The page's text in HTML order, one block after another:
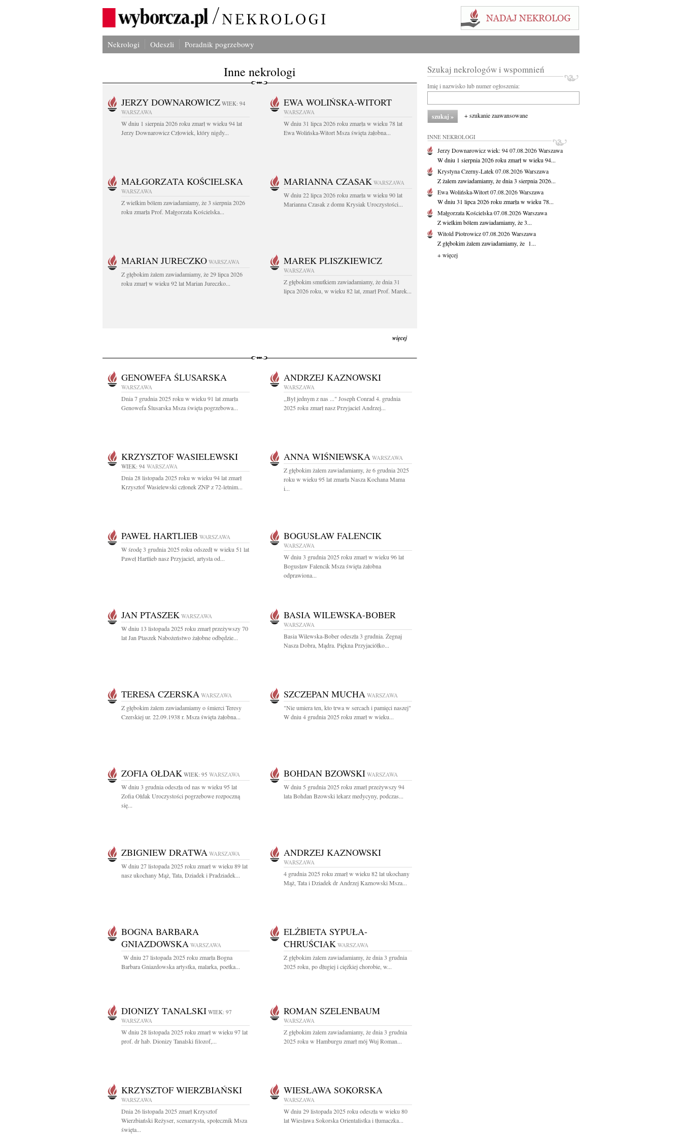
Nekrologi Odeszli Poradnik pogrzebowy
Inne nekrologi
JERZY DOWNAROWICZ WIEK: 94
WARSZAWA
W dniu 1 sierpnia 2026 roku zmarł w wieku 94 lat
Jerzy Downarowicz Człowiek, który nigdy...
EWA WOLIŃSKA-WITORT
WARSZAWA
W dniu 31 lipca 2026 roku zmarła w wieku 78 lat
Ewa Wolińska-Witort Msza święta żałobna...
MAŁGORZATA KOŚCIELSKA
WARSZAWA
Z wielkim bólem zawiadamiamy, że 3 sierpnia 2026
roku zmarła Prof. Małgorzata Kościelska...
MARIANNA CZASAK WARSZAWA
W dniu 22 lipca 2026 roku zmarła w wieku 90 lat
Marianna Czasak z domu Krysiak Uroczystości...
MARIAN JURECZKO WARSZAWA
Z głębokim żalem zawiadamiamy, że 29 lipca 2026
roku zmarł w wieku 92 lat Marian Jureczko...
MAREK PLISZKIEWICZ
WARSZAWA
Z głębokim smutkiem zawiadamiamy, że dnia 31
lipca 2026 roku, w wieku 82 lat, zmarł Prof. Marek...
więcej
GENOWEFA ŚLUSARSKA
WARSZAWA
Dnia 7 grudnia 2025 roku w wieku 91 lat zmarła
Genowefa Ślusarska Msza święta pogrzebowa...
ANDRZEJ KAZNOWSKI
WARSZAWA
,,Był jednym z nas ..." Joseph Conrad 4. grudnia
2025 roku zmarł nasz Przyjaciel Andrzej...
KRZYSZTOF WASIELEWSKI
WIEK: 94 WARSZAWA
Dnia 28 listopada 2025 roku w wieku 94 lat zmarł
Krzysztof Wasielewski członek ZNP z 72-letnim...
ANNA WIŚNIEWSKA WARSZAWA
Z głębokim żalem zawiadamiamy, że 6 grudnia 2025
roku w wieku 95 lat zmarła Nasza Kochana Mama
i...
PAWEŁ HARTLIEB WARSZAWA
W środę 3 grudnia 2025 roku odszedł w wieku 51 lat
Paweł Hartlieb nasz Przyjaciel, artysta od...
BOGUSŁAW FALENCIK
WARSZAWA
W dniu 3 grudnia 2025 roku zmarł w wieku 96 lat
Bogusław Falencik Msza święta żałobna
odprawiona...
JAN PTASZEK WARSZAWA
W dniu 13 listopada 2025 roku zmarł przeżywszy 70
lat Jan Ptaszek Nabożeństwo żałobne odbędzie...
BASIA WILEWSKA-BOBER
WARSZAWA
Basia Wilewska-Bober odeszła 3 grudnia. Żegnaj
Nasza Dobra, Mądra. Piękna Przyjaciółko...
TERESA CZERSKA WARSZAWA
Z głębokim żalem zawiadamiamy o śmierci Teresy
Czerskiej ur. 22.09.1938 r. Msza święta żałobna...
SZCZEPAN MUCHA WARSZAWA
"Nie umiera ten, kto trwa w sercach i pamięci naszej"
W dniu 4 grudnia 2025 roku zmarł w wieku...
ZOFIA OŁDAK WIEK: 95 WARSZAWA
W dniu 3 grudnia odeszła od nas w wieku 95 lat
Zofia Ołdak Uroczystości pogrzebowe rozpoczną
się...
BOHDAN BZOWSKI WARSZAWA
W dniu 5 grudnia 2025 roku zmarł przeżywszy 94
lata Bohdan Bzowski lekarz medycyny, podczas...
ZBIGNIEW DRATWA WARSZAWA
W dniu 27 listopada 2025 roku zmarł w wieku 89 lat
nasz ukochany Mąż, Tata, Dziadek i Pradziadek...
ANDRZEJ KAZNOWSKI
WARSZAWA
4 grudnia 2025 roku zmarł w wieku 82 lat ukochany
Mąż, Tata i Dziadek dr Andrzej Kaznowski Msza...
BOGNA BARBARA
GNIAZDOWSKA WARSZAWA
W dniu 27 listopada 2025 roku zmarła Bogna
Barbara Gniazdowska artystka, malarka, poetka...
ELŻBIETA SYPUŁA-
CHRUŚCIAK WARSZAWA
Z głębokim żalem zawiadamiamy, że dnia 3 grudnia
2025 roku, po długiej i ciężkiej chorobie, w...
DIONIZY TANALSKI WIEK: 97
WARSZAWA
W dniu 28 listopada 2025 roku zmarł w wieku 97 lat
prof. dr hab. Dionizy Tanalski filozof,...
ROMAN SZELENBAUM
WARSZAWA
Z głębokim żalem zawiadamiamy, że dnia 3 grudnia
2025 roku w Hamburgu zmarł mój Wuj Roman...
KRZYSZTOF WIERZBIAŃSKI
WARSZAWA
Dnia 26 listopada 2025 zmarł Krzysztof
Wierzbiański Reżyser, scenarzysta, społecznik Msza
święta...
WIESŁAWA SOKORSKA
WARSZAWA
W dniu 29 listopada 2025 roku odeszła w wieku 80
lat Wiesława Sokorska Orientalistka i tłumaczka...
Szukaj nekrologów i wspomnień
Imię i nazwisko lub numer ogłoszenia:
+ szukanie zaawansowane
INNE NEKROLOGI
Jerzy Downarowiczwiek: 9407.08.2026Warszawa
W dniu 1 sierpnia 2026 roku zmarł w wieku 94...
Krystyna Czerny-Latek07.08.2026Warszawa
Z żalem zawiadamiamy, że dnia 3 sierpnia 2026...
Ewa Wolińska-Witort07.08.2026Warszawa
W dniu 31 lipca 2026 roku zmarła w wieku 78...
Małgorzata Kościelska07.08.2026Warszawa
Z wielkim bólem zawiadamiamy, że 3...
Witold Piotrowicz07.08.2026Warszawa
Z głębokim żalem zawiadamiamy, że 1...
+ więcej